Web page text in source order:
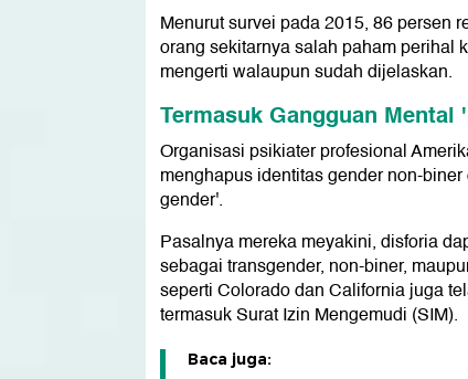
Menurut survei pada 2015, 86 persen
orang sekitarnya salah paham perihal
mengerti walaupun sudah dijelaskan.
Termasuk Gangguan
Organisasi psikiater profesional
menghapus identitas gender non-
gender'.
Pasalnya mereka meyakini, disforia
sebagai transgender, non-biner,
seperti Colorado dan California juga
termasuk Surat Izin Mengemudi (SIM).
Baca juga: